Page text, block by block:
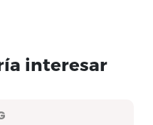
interesar